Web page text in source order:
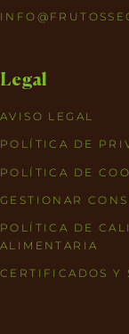
Legal
AVISO LEGAL
POLÍTICA DE
POLÍTICA DE
GESTIONAR
POLÍTICA DE
ALIMENTARIA
CERTIFICADOS Y